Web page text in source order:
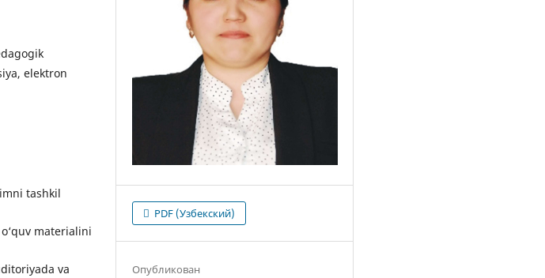
elektron
tashkil
materialini
va
PDF (Узбекский)
Опубликован